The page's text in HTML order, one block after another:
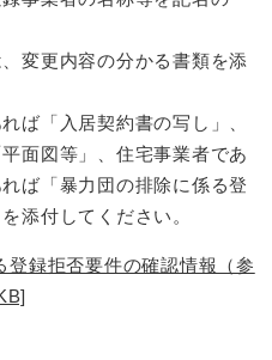
変更内容の分かる書類を添
ば「入居契約書の写し」、
面図等」、住宅事業者であ
ば「暴力団の排除に係る登
添付してください。
登録拒否要件の確認情報（参